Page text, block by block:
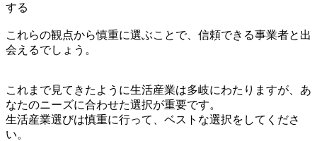
する
これらの観点から慎重に選ぶことで、信頼できる事業者と出
会えるでしょう。
これまで見てきたように生活産業は多岐にわたりますが、あ
なたのニーズに合わせた選択が重要です。
生活産業選びは慎重に行って、ベストな選択をしてくださ
い。